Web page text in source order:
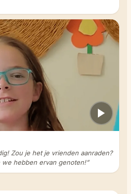
Zou je het je vrienden aanraden?
hebben ervan genoten!”